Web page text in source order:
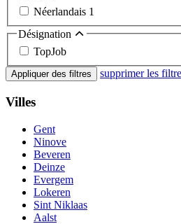
Néerlandais 1
Désignation
TopJob
Appliquer des filtres supprimer les
Villes
Gent
Ninove
Beveren
Deinze
Evergem
Lokeren
Sint Niklaas
Aalst